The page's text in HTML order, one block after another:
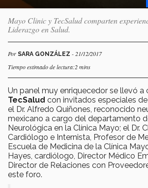
Mayo Clinic y TecSalud comparten
Liderazgo en Salud.
Por SARA GONZÁLEZ - 21/12/2017
Tiempo estimado de lectura:2 mins
Un panel muy enriquecedor se llevó a
TecSalud con invitados especiales
el Dr. Alfredo Quiñones, reconocido
mexicano a cargo del departamento
Neurológica en la Clínica Mayo; el Dr.
Cardiólogo e Internista, Profesor de
Escuela de Medicina de la Clínica
Hayes, cardiólogo, Director Médico
Director de Relaciones con
este foro.